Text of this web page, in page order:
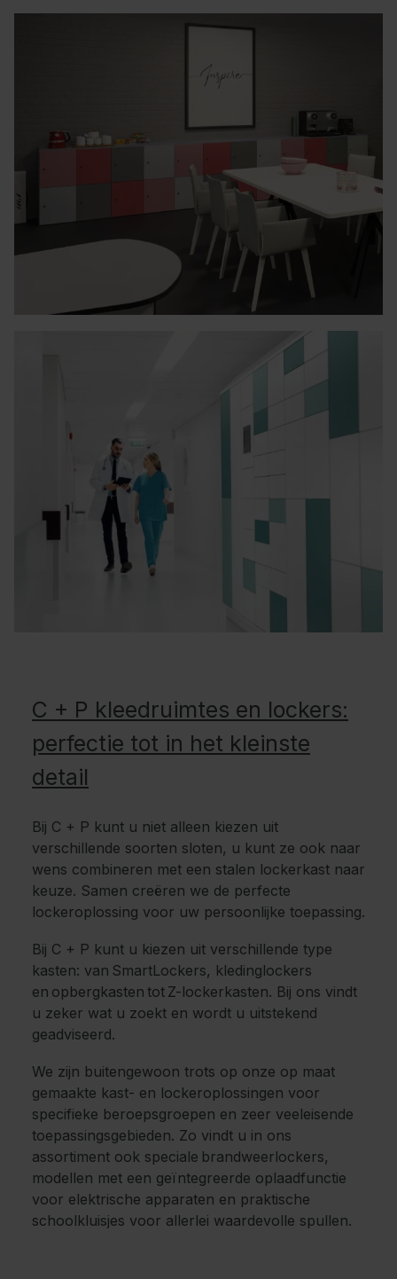
C + P kleedruimtes en lockers:
perfectie tot in het kleinste
detail
Bij C + P kunt u niet alleen kiezen uit
verschillende soorten sloten, u kunt ze ook naar
wens combineren met een stalen lockerkast naar
keuze. Samen creëren we de perfecte
lockeroplossing voor uw persoonlijke toepassing.
Bij C + P kunt u kiezen uit verschillende type
kasten: van SmartLockers, kledinglockers
en opbergkasten tot Z-lockerkasten. Bij ons vindt
u zeker wat u zoekt en wordt u uitstekend
geadviseerd.
We zijn buitengewoon trots op onze op maat
gemaakte kast- en lockeroplossingen voor
specifieke beroepsgroepen en zeer veeleisende
toepassingsgebieden. Zo vindt u in ons
assortiment ook speciale brandweerlockers,
modellen met een geïntegreerde oplaadfunctie
voor elektrische apparaten en praktische
schoolkluisjes voor allerlei waardevolle spullen.